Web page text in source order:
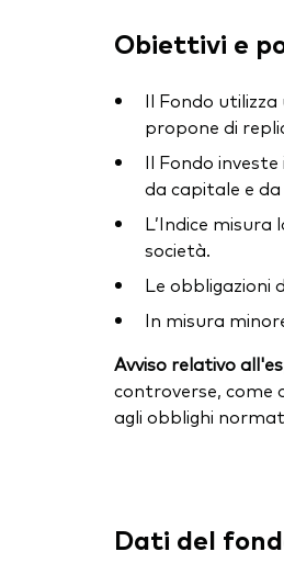
Obiettivi e
Il Fondo utilizza
propone di
Il Fondo
da capitale e
L’Indice
società.
Le obbligazioni
In misura
Avviso relativo
controverse, come
agli obblighi
Dati del